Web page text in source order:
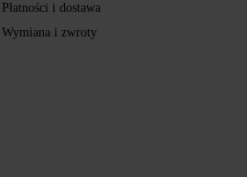
Płatności i dostawa
Wymiana i zwroty